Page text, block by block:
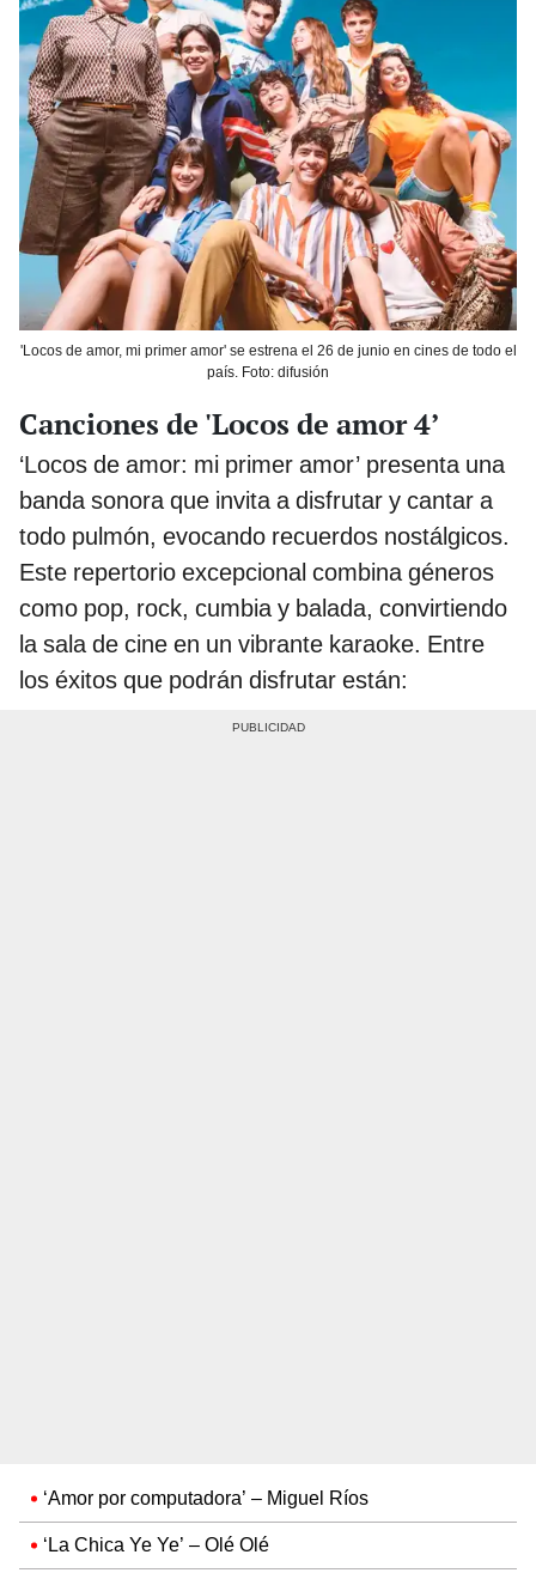
'Locos de amor, mi primer amor' se estrena el 26 de junio en cines de todo el
país. Foto: difusión
Canciones de 'Locos de amor 4’
‘Locos de amor: mi primer amor’ presenta una
banda sonora que invita a disfrutar y cantar a
todo pulmón, evocando recuerdos nostálgicos.
Este repertorio excepcional combina géneros
como pop, rock, cumbia y balada, convirtiendo
la sala de cine en un vibrante karaoke. Entre
los éxitos que podrán disfrutar están:
‘Amor por computadora’ – Miguel Ríos
‘La Chica Ye Ye’ – Olé Olé